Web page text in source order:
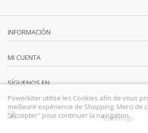
INFORMACIÓN
MI CUENTA
SÍGUENOS EN
Powerkiter utilise les Cookies afin de vous
meilleure expérience de Shopping. Merci de
"Accepter" pour continuer la navigation.